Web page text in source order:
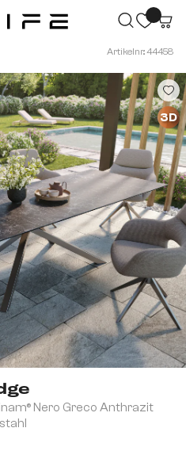
Artikelnr.: 44458
Nero Greco Anthrazit
3D